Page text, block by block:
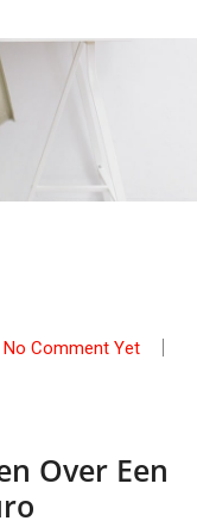
No Comment Yet
Over Een